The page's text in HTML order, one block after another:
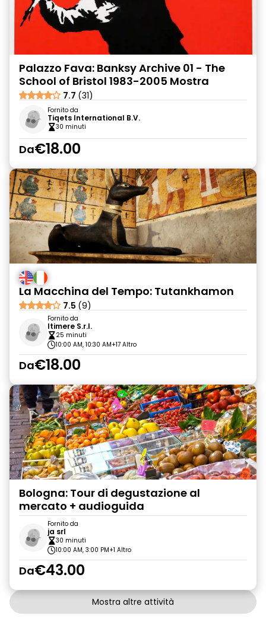
Palazzo Fava: Banksy Archive 01 - The
School of Bristol 1983-2005 Mostra
7.7 (31)
Fornito da
Tiqets International B.V.
30 minuti
Da€18.00
La Macchina del Tempo: Tutankhamon
7.5 (9)
Fornito da
Itimere S.r.l.
25 minuti
10:00 AM, 10:30 AM+17 Altro
Da€18.00
Bologna: Tour di degustazione al
mercato + audioguida
Fornito da
ja srl
30 minuti
10:00 AM, 3:00 PM+1 Altro
Da€43.00
Mostra altre attività